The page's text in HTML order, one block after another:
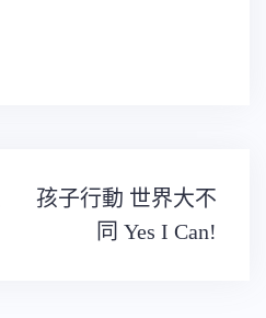
孩子行動 世界大不
同 Yes I Can!